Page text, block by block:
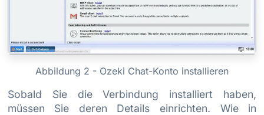
Abbildung 2 - Ozeki Chat-Konto installieren
Sobald Sie die Verbindung installiert haben,
müssen Sie deren Details einrichten. Wie in